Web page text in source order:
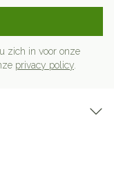
zich in voor onze
privacy policy